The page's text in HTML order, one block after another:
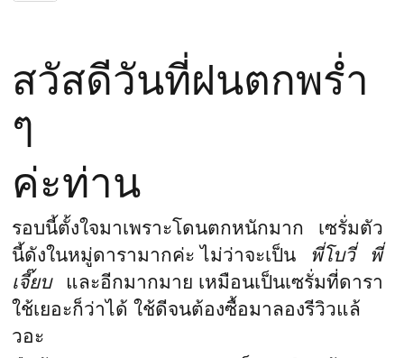
สวัสดีวันที่ฝนตกพร่ำ
ๆ
ค่ะท่าน
รอบนี้ตั้งใจมาเพราะโดนตกหนักมาก เซรั่มตัว
นี้ดังในหมู่ดารามากค่ะ ไม่ว่าจะเป็น พี่โบวี่
พี่
เจี๊ยบ และอีกมากมาย เหมือนเป็นเซรั่มที่ดารา
ใช้เยอะก็ว่าได้ ใช้ดีจนต้องซื้อมาลองรีวิวแล้
วอะ